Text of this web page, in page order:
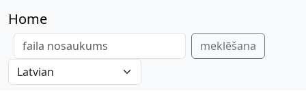
Home
meklēšana